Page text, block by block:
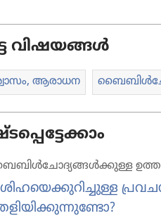
വിഷയങ്ങൾ
ആരാധന